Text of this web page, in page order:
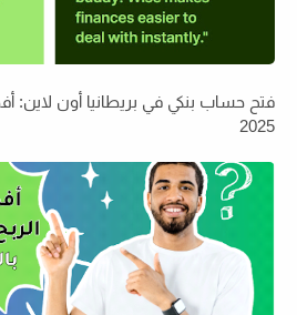
فتح حساب بنكي في بريطانيا أون لاين:
2025